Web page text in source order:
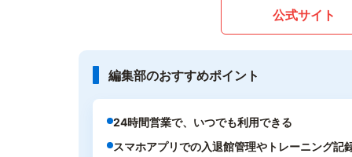
公式サイト
編集部のおすすめポイント
24時間営業で、いつでも利用できる
スマホアプリでの入退館管理やトレーニング記